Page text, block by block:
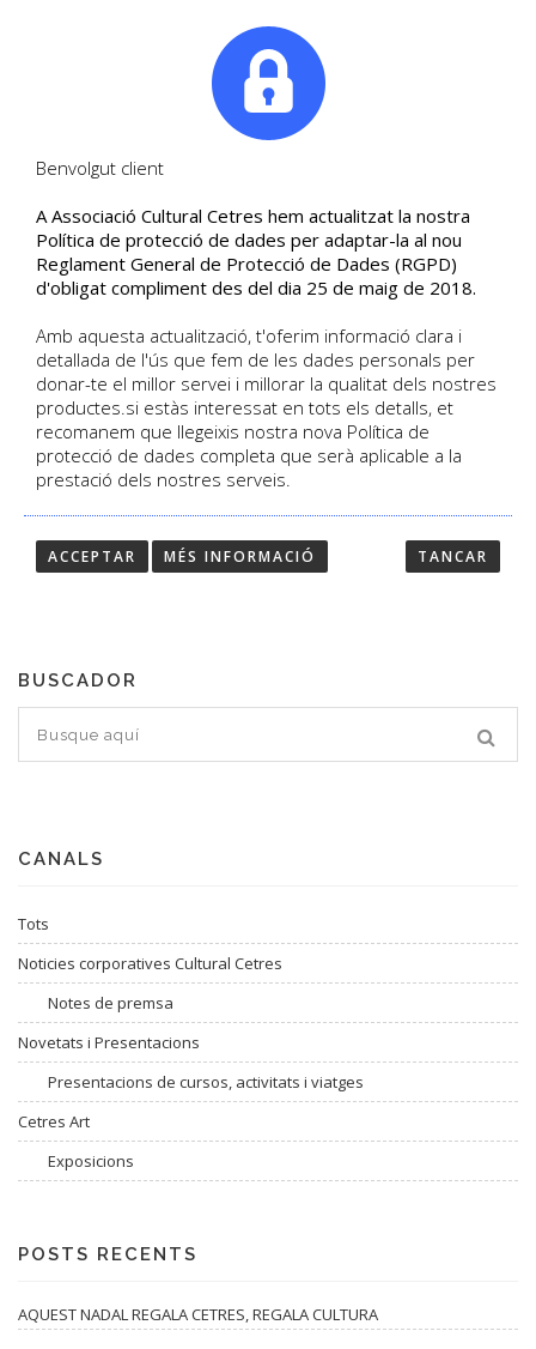
Segueix les últimes notícies
Blog de Cultural Cetres
HOME / BLOG
Troba les últimes notícies de Cultural Cetres.
BUSCADOR
CANALS
Tots
Noticies corporatives Cultural Cetres
Notes de premsa
Novetats i Presentacions
Presentacions de cursos, activitats i viatges
Cetres Art
Exposicions
POSTS RECENTS
AQUEST NADAL REGALA CETRES, REGALA CULTURA
Benvolgut client
A Associació Cultural Cetres hem actualitzat la nostra
Política de protecció de dades per adaptar-la al nou
Reglament General de Protecció de Dades (RGPD)
d'obligat compliment des del dia 25 de maig de 2018.
Amb aquesta actualització, t'oferim informació clara i
detallada de l'ús que fem de les dades personals per
donar-te el millor servei i millorar la qualitat dels nostres
productes.si estàs interessat en tots els detalls, et
recomanem que llegeixis nostra nova Política de
protecció de dades completa que serà aplicable a la
prestació dels nostres serveis.
ACCEPTAR MÉS INFORMACIÓ TANCAR